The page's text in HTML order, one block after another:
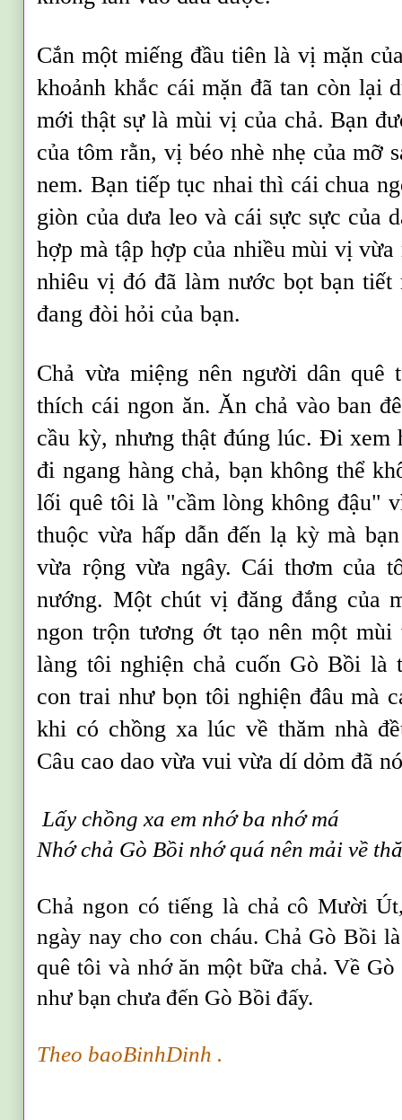
Cắn một miếng đầu tiên là vị mặn
khoảnh khắc cái mặn đã tan còn lại
mới thật sự là mùi vị của chả. Bạn
của tôm rằn, vị béo nhè nhẹ của mỡ
nem. Bạn tiếp tục nhai thì cái chua
giòn của dưa leo và cái sực sực của
hợp mà tập hợp của nhiều mùi vị
nhiêu vị đó đã làm nước bọt bạn
đang đòi hỏi của bạn.
Chả vừa miệng nên người dân
thích cái ngon ăn. Ăn chả vào ban
cầu kỳ, nhưng thật đúng lúc. Đi xem
đi ngang hàng chả, bạn không thể
lối quê tôi là "cầm lòng không đậu"
thuộc vừa hấp dẫn đến lạ kỳ mà
vừa rộng vừa ngây. Cái thơm của
nướng. Một chút vị đăng đắng của
ngon trộn tương ớt tạo nên một
làng tôi nghiện chả cuốn Gò Bồi là
con trai như bọn tôi nghiện đâu mà
khi có chồng xa lúc về thăm nhà
Câu cao dao vừa vui vừa dí dỏm đã
Lấy chồng xa em nhớ ba nhớ má
Nhớ chả Gò Bồi nhớ quá nên mải về
Chả ngon có tiếng là chả cô Mười
ngày nay cho con cháu. Chả Gò Bồi
quê tôi và nhớ ăn một bữa chả. Về
như bạn chưa đến Gò Bồi đấy.
Theo baoBinhDinh .